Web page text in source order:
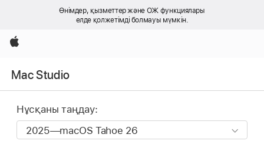
Өнімдер, қызметтер және ОЖ функциялары
елде қолжетімді болмауы мүмкін.
Apple
Mac Studio
Нұсқаны таңдау: